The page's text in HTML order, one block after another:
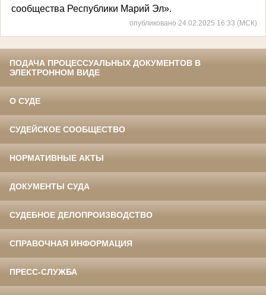
сообщества Республики Марий Эл».
опубликовано 24.02.2025 16:33 (МСК)
ПОДАЧА ПРОЦЕССУАЛЬНЫХ ДОКУМЕНТОВ В
ЭЛЕКТРОННОМ ВИДЕ
О СУДЕ
СУДЕЙСКОЕ СООБЩЕСТВО
НОРМАТИВНЫЕ АКТЫ
ДОКУМЕНТЫ СУДА
СУДЕБНОЕ ДЕЛОПРОИЗВОДСТВО
СПРАВОЧНАЯ ИНФОРМАЦИЯ
ПРЕСС-СЛУЖБА